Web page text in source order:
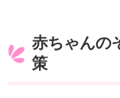
赤ちゃんの
策